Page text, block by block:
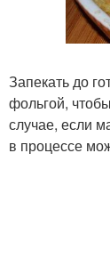
Запекать до
фольгой,
случае, если
в процессе